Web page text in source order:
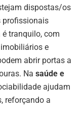
dispostas/os
profissionais
é tranquilo, com
e
abrir portas a
Na saúde e
ajudam
reforçando a